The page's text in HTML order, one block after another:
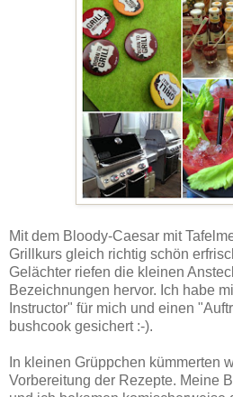
Mit dem Bloody-Caesar mit
Grillkurs gleich richtig schön
Gelächter riefen die kleinen
Bezeichnungen hervor. Ich habe
Instructor" für mich und einen
bushcook gesichert :-).
In kleinen Grüppchen kümmerten
Vorbereitung der Rezepte. Meine